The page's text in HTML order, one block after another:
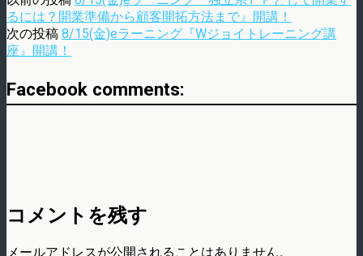
るには？開業準備から顧客開拓方法まで』開講！
次の投稿 8/15(金)eラーニング『Wジョイトレーニング講
座』開講！
Facebook comments:
コメントを残す
メールアドレスが公開されることはありません。